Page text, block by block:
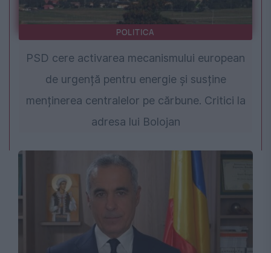
POLITICA
PSD cere activarea mecanismului european
de urgență pentru energie și susține
menținerea centralelor pe cărbune. Critici la
adresa lui Bolojan